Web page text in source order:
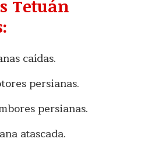
Tetuán
caídas.
persianas.
persianas.
atascada.